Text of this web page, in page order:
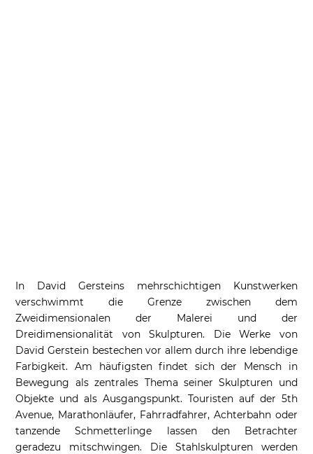
In David Gersteins mehrschichtigen Kunstwerken
verschwimmt die Grenze zwischen dem
Zweidimensionalen der Malerei und der
Dreidimensionalität von Skulpturen. Die Werke von
David Gerstein bestechen vor allem durch ihre lebendige
Farbigkeit. Am häufigsten findet sich der Mensch in
Bewegung als zentrales Thema seiner Skulpturen und
Objekte und als Ausgangspunkt. Touristen auf der 5th
Avenue, Marathonläufer, Fahrradfahrer, Achterbahn oder
tanzende Schmetterlinge lassen den Betrachter
geradezu mitschwingen. Die Stahlskulpturen werden